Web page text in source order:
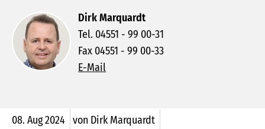
Dirk Marquardt
Tel. 04551 - 99 00-31
Fax 04551 - 99 00-33
E-Mail
08. Aug2024 von Dirk Marquardt